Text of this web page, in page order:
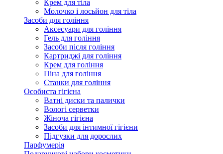
Крем для тіла
Молочко і лосьйон для тіла
Засоби для гоління
Аксесуари для гоління
Гель для гоління
Засоби після гоління
Картриджі для гоління
Крем для гоління
Піна для гоління
Станки для гоління
Особиста гігієна
Ватні диски та палички
Вологі серветки
Жіноча гігієна
Засоби для інтимної гігієни
Підгузки для дорослих
Парфумерія